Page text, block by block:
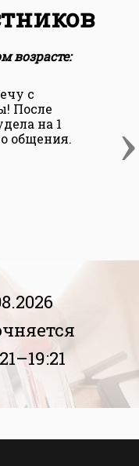
›
возрасте:
с
После
на 1
общения.